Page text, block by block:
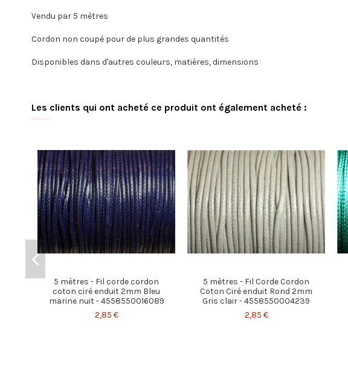
Vendu par 5 mètres
Cordon non coupé pour de plus grandes quantités
Disponibles dans d'autres couleurs, matières, dimensions
Les clients qui ont acheté ce produit ont également acheté :
5 mètres - Fil corde cordon
coton ciré enduit 2mm Bleu
marine nuit - 4558550016089
2,85 €
5 mètres - Fil Corde Cordon
Coton Ciré enduit Rond 2mm
Gris clair - 4558550004239
2,85 €